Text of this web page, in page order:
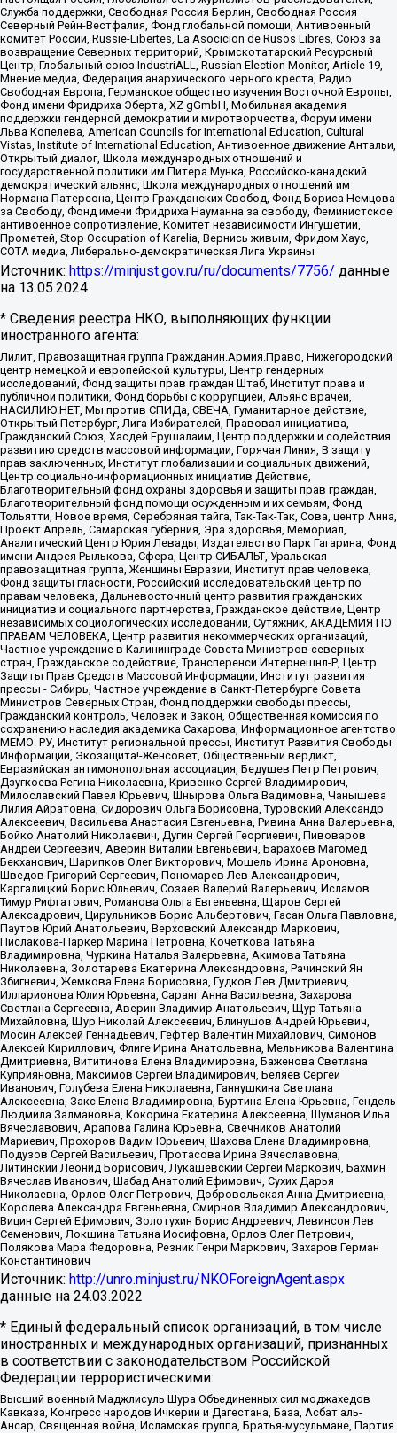
Служба поддержки, Свободная Россия Берлин, Свободная Россия
Северный Рейн-Вестфалия, Фонд глобальной помощи, Антивоенный
комитет России, Russie-Libertes, La Asocicion de Rusos Libres, Союз за
возвращение Северных территорий, Крымскотатарский Ресурсный
Центр, Глобальный союз IndustriALL, Russian Election Monitor, Article 19,
Мнение медиа, Федерация анархического черного креста, Радио
Свободная Европа, Германское общество изучения Восточной Европы,
Фонд имени Фридриха Эберта, XZ gGmbH, Мобильная академия
поддержки гендерной демократии и миротворчества, Форум имени
Льва Копелева, American Councils for International Education, Cultural
Vistas, Institute of International Education, Антивоенное движение Антальи,
Открытый диалог, Школа международных отношений и
государственной политики им Питера Мунка, Российско-канадский
демократический альянс, Школа международных отношений им
Нормана Патерсона, Центр Гражданских Свобод, Фонд Бориса Немцова
за Свободу, Фонд имени Фридриха Науманна за свободу, Феминистское
антивоенное сопротивление, Комитет независимости Ингушетии,
Прометей, Stop Occupation of Karelia, Вернись живым, Фридом Хаус,
СОТА медиа, Либерально-демократическая Лига Украины
Источник: https://minjust.gov.ru/ru/documents/7756/ данные
на 13.05.2024
* Сведения реестра НКО, выполняющих функции
иностранного агента:
Лилит, Правозащитная группа Гражданин.Армия.Право, Нижегородский
центр немецкой и европейской культуры, Центр гендерных
исследований, Фонд защиты прав граждан Штаб, Институт права и
публичной политики, Фонд борьбы с коррупцией, Альянс врачей,
НАСИЛИЮ.НЕТ, Мы против СПИДа, СВЕЧА, Гуманитарное действие,
Открытый Петербург, Лига Избирателей, Правовая инициатива,
Гражданский Союз, Хасдей Ерушалаим, Центр поддержки и содействия
развитию средств массовой информации, Горячая Линия, В защиту
прав заключенных, Институт глобализации и социальных движений,
Центр социально-информационных инициатив Действие,
Благотворительный фонд охраны здоровья и защиты прав граждан,
Благотворительный фонд помощи осужденным и их семьям, Фонд
Тольятти, Новое время, Серебряная тайга, Так-Так-Так, Сова, центр Анна,
Проект Апрель, Самарская губерния, Эра здоровья, Мемориал,
Аналитический Центр Юрия Левады, Издательство Парк Гагарина, Фонд
имени Андрея Рылькова, Сфера, Центр СИБАЛЬТ, Уральская
правозащитная группа, Женщины Евразии, Институт прав человека,
Фонд защиты гласности, Российский исследовательский центр по
правам человека, Дальневосточный центр развития гражданских
инициатив и социального партнерства, Гражданское действие, Центр
независимых социологических исследований, Сутяжник, АКАДЕМИЯ ПО
ПРАВАМ ЧЕЛОВЕКА, Центр развития некоммерческих организаций,
Частное учреждение в Калининграде Совета Министров северных
стран, Гражданское содействие, Трансперенси Интернешнл-Р, Центр
Защиты Прав Средств Массовой Информации, Институт развития
прессы - Сибирь, Частное учреждение в Санкт-Петербурге Совета
Министров Северных Стран, Фонд поддержки свободы прессы,
Гражданский контроль, Человек и Закон, Общественная комиссия по
сохранению наследия академика Сахарова, Информационное агентство
МЕМО. РУ, Институт региональной прессы, Институт Развития Свободы
Информации, Экозащита!-Женсовет, Общественный вердикт,
Евразийская антимонопольная ассоциация, Бедушев Петр Петрович,
Дзугкоева Регина Николаевна, Кривенко Сергей Владимирович,
Милославский Павел Юрьевич, Шнырова Ольга Вадимовна, Чанышева
Лилия Айратовна, Сидорович Ольга Борисовна, Туровский Александр
Алексеевич, Васильева Анастасия Евгеньевна, Ривина Анна Валерьевна,
Бойко Анатолий Николаевич, Дугин Сергей Георгиевич, Пивоваров
Андрей Сергеевич, Аверин Виталий Евгеньевич, Барахоев Магомед
Бекханович, Шарипков Олег Викторович, Мошель Ирина Ароновна,
Шведов Григорий Сергеевич, Пономарев Лев Александрович,
Каргалицкий Борис Юльевич, Созаев Валерий Валерьевич, Исламов
Тимур Рифгатович, Романова Ольга Евгеньевна, Щаров Сергей
Алексадрович, Цирульников Борис Альбертович, Гасан Ольга Павловна,
Паутов Юрий Анатольевич, Верховский Александр Маркович,
Пислакова-Паркер Марина Петровна, Кочеткова Татьяна
Владимировна, Чуркина Наталья Валерьевна, Акимова Татьяна
Николаевна, Золотарева Екатерина Александровна, Рачинский Ян
Збигневич, Жемкова Елена Борисовна, Гудков Лев Дмитриевич,
Илларионова Юлия Юрьевна, Саранг Анна Васильевна, Захарова
Светлана Сергеевна, Аверин Владимир Анатольевич, Щур Татьяна
Михайловна, Щур Николай Алексеевич, Блинушов Андрей Юрьевич,
Мосин Алексей Геннадьевич, Гефтер Валентин Михайлович, Симонов
Алексей Кириллович, Флиге Ирина Анатольевна, Мельникова Валентина
Дмитриевна, Вититинова Елена Владимировна, Баженова Светлана
Куприяновна, Максимов Сергей Владимирович, Беляев Сергей
Иванович, Голубева Елена Николаевна, Ганнушкина Светлана
Алексеевна, Закс Елена Владимировна, Буртина Елена Юрьевна, Гендель
Людмила Залмановна, Кокорина Екатерина Алексеевна, Шуманов Илья
Вячеславович, Арапова Галина Юрьевна, Свечников Анатолий
Мариевич, Прохоров Вадим Юрьевич, Шахова Елена Владимировна,
Подузов Сергей Васильевич, Протасова Ирина Вячеславовна,
Литинский Леонид Борисович, Лукашевский Сергей Маркович, Бахмин
Вячеслав Иванович, Шабад Анатолий Ефимович, Сухих Дарья
Николаевна, Орлов Олег Петрович, Добровольская Анна Дмитриевна,
Королева Александра Евгеньевна, Смирнов Владимир Александрович,
Вицин Сергей Ефимович, Золотухин Борис Андреевич, Левинсон Лев
Семенович, Локшина Татьяна Иосифовна, Орлов Олег Петрович,
Полякова Мара Федоровна, Резник Генри Маркович, Захаров Герман
Константинович
Источник: http://unro.minjust.ru/NKOForeignAgent.aspx
данные на 24.03.2022
* Единый федеральный список организаций, в том числе
иностранных и международных организаций, признанных
в соответствии с законодательством Российской
Федерации террористическими:
Высший военный Маджлисуль Шура Объединенных сил моджахедов
Кавказа, Конгресс народов Ичкерии и Дагестана, База, Асбат аль-
Ансар, Священная война, Исламская группа, Братья-мусульмане, Партия